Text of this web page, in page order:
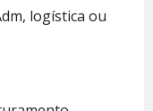
logística ou